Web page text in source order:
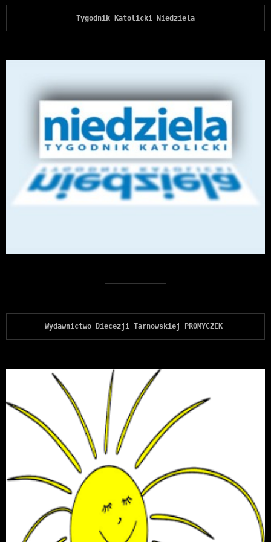
Tygodnik Katolicki Niedziela
Wydawnictwo Diecezji Tarnowskiej PROMYCZEK